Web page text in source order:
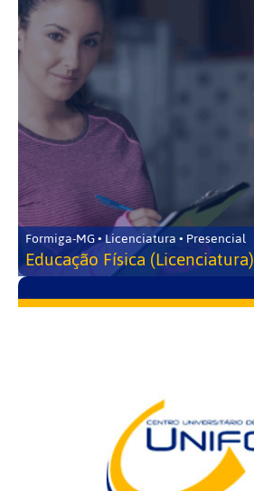
Formiga-MG • Licenciatura • Presencial
Educação Física (Licenciatura)